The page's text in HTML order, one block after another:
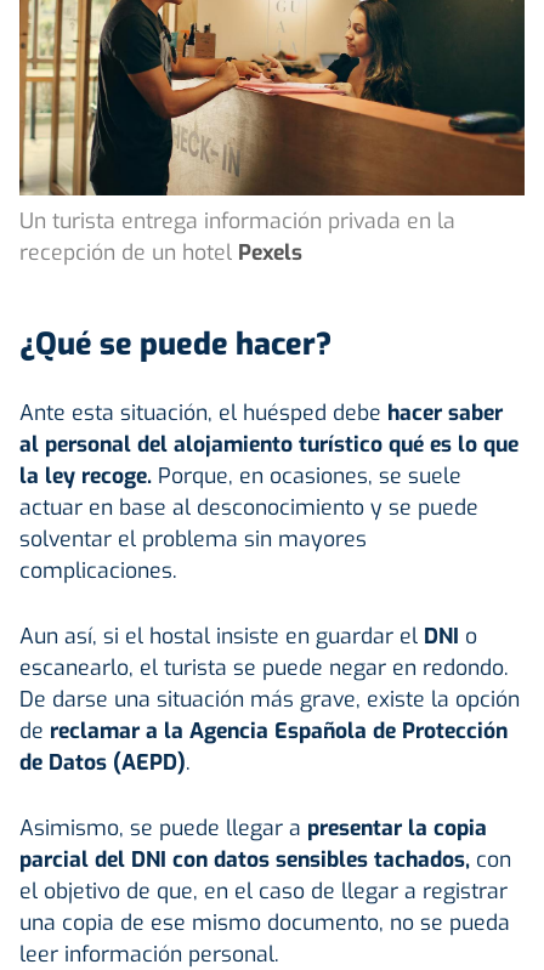
Un turista entrega información privada en la
recepción de un hotel Pexels
¿Qué se puede hacer?
Ante esta situación, el huésped debe hacer saber
al personal del alojamiento turístico qué es lo que
la ley recoge. Porque, en ocasiones, se suele
actuar en base al desconocimiento y se puede
solventar el problema sin mayores
complicaciones.
Aun así, si el hostal insiste en guardar el DNI o
escanearlo, el turista se puede negar en redondo.
De darse una situación más grave, existe la opción
de reclamar a la Agencia Española de Protección
de Datos (AEPD).
Asimismo, se puede llegar a presentar la copia
parcial del DNI con datos sensibles tachados, con
el objetivo de que, en el caso de llegar a registrar
una copia de ese mismo documento, no se pueda
leer información personal.